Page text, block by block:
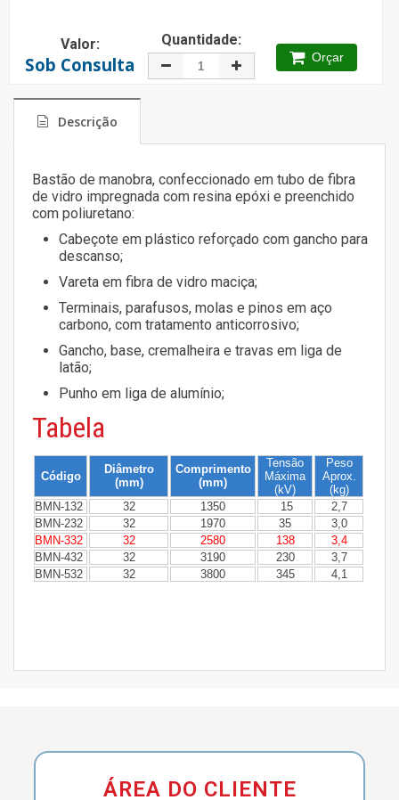
Valor:
Sob Consulta
Quantidade:
Orçar
Descrição
Bastão de manobra, confeccionado em tubo de fibra
de vidro impregnada com resina epóxi e preenchido
com poliuretano:
Cabeçote em plástico reforçado com gancho para
descanso;
Vareta em fibra de vidro maciça;
Terminais, parafusos, molas e pinos em aço
carbono, com tratamento anticorrosivo;
Gancho, base, cremalheira e travas em liga de
latão;
Punho em liga de alumínio;
Tabela
Código
Diâmetro
(mm)
Comprimento
(mm)
Tensão
Máxima
(kV)
Peso
Aprox.
(kg)
BMN-132
32 1350 15
2,7
BMN-232
32 1970 35
3,0
BMN-332
32 2580 138
3,4
BMN-432
32 3190 230
3,7
BMN-532
32 3800 345 4,1
ÁREA DO CLIENTE